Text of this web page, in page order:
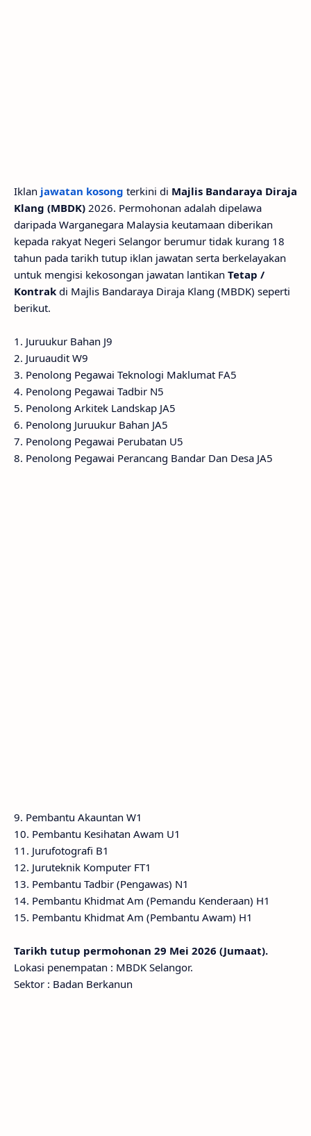
Iklan jawatan kosong terkini di Majlis Bandaraya Diraja
Klang (MBDK) 2026. Permohonan adalah dipelawa
daripada Warganegara Malaysia keutamaan diberikan
kepada rakyat Negeri Selangor berumur tidak kurang 18
tahun pada tarikh tutup iklan jawatan serta berkelayakan
untuk mengisi kekosongan jawatan lantikan Tetap /
Kontrak di Majlis Bandaraya Diraja Klang (MBDK) seperti
berikut.
1. Juruukur Bahan J9
2. Juruaudit W9
3. Penolong Pegawai Teknologi Maklumat FA5
4. Penolong Pegawai Tadbir N5
5. Penolong Arkitek Landskap JA5
6. Penolong Juruukur Bahan JA5
7. Penolong Pegawai Perubatan U5
8. Penolong Pegawai Perancang Bandar Dan Desa JA5
9. Pembantu Akauntan W1
10. Pembantu Kesihatan Awam U1
11. Jurufotografi B1
12. Juruteknik Komputer FT1
13. Pembantu Tadbir (Pengawas) N1
14. Pembantu Khidmat Am (Pemandu Kenderaan) H1
15. Pembantu Khidmat Am (Pembantu Awam) H1
Tarikh tutup permohonan 29 Mei 2026 (Jumaat).
Lokasi penempatan : MBDK Selangor.
Sektor : Badan Berkanun